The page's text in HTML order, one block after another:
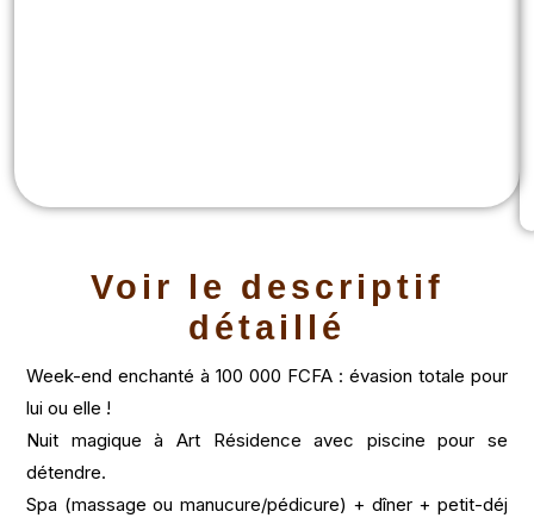
Voir le descriptif
détaillé
Week-end enchanté à 100 000 FCFA : évasion totale pour
lui ou elle !
Nuit magique à Art Résidence avec piscine pour se
détendre.
Spa (massage ou manucure/pédicure) + dîner + petit-déj